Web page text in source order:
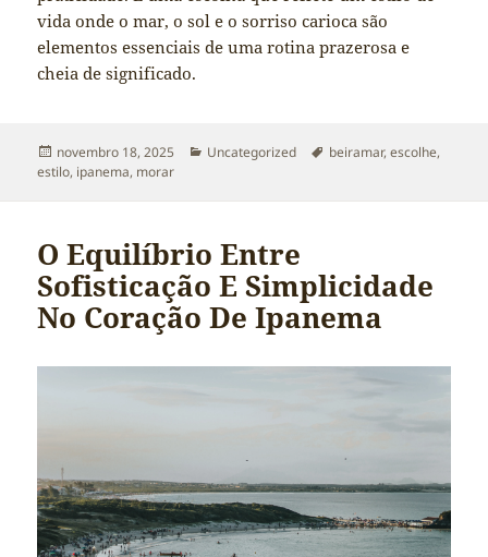
vida onde o mar, o sol e o sorriso carioca são
elementos essenciais de uma rotina prazerosa e
cheia de significado.
Publicado
em
novembro 18, 2025 Categorias
Uncategorized Tags
beiramar,escolhe,
estilo, ipanema, morar
O Equilíbrio Entre
Sofisticação E Simplicidade
No Coração De Ipanema